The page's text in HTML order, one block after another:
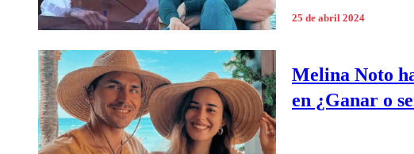
25 de abril 2024
Melina Noto
en ¿Ganar o